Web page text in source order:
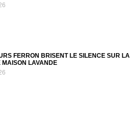
FERRON BRISENT LE SILENCE SUR LA
MAISON LAVANDE